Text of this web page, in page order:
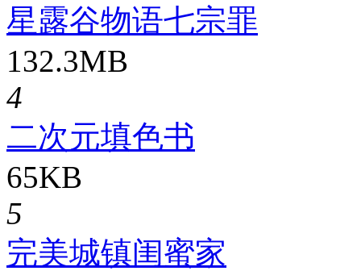
星露谷物语七宗罪
132.3MB
4
二次元填色书
65KB
5
完美城镇闺蜜家